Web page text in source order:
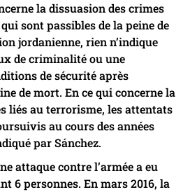
la dissuasion des crimes
sont passibles de la peine de
jordanienne, rien n’indique
de criminalité ou une
de sécurité après
de mort. En ce qui concerne la
liés au terrorisme, les attentats
au cours des années
par Sánchez.
attaque contre l’armée a eu
6 personnes. En mars 2016, la